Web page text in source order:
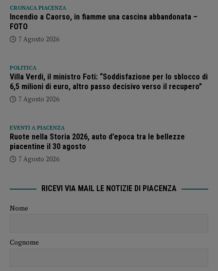
CRONACA PIACENZA
Incendio a Caorso, in fiamme una cascina abbandonata –
FOTO
7 Agosto 2026
POLITICA
Villa Verdi, il ministro Foti: “Soddisfazione per lo sblocco di
6,5 milioni di euro, altro passo decisivo verso il recupero”
7 Agosto 2026
EVENTI A PIACENZA
Ruote nella Storia 2026, auto d’epoca tra le bellezze
piacentine il 30 agosto
7 Agosto 2026
RICEVI VIA MAIL LE NOTIZIE DI PIACENZA
Nome
Cognome